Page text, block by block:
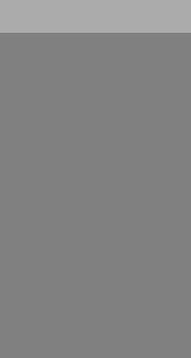
せたがや
2013年4月